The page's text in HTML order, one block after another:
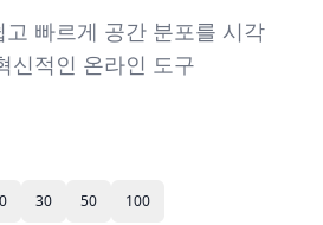
고 빠르게 공간 분포를 시각
신적인 온라인 도구
30 50 100